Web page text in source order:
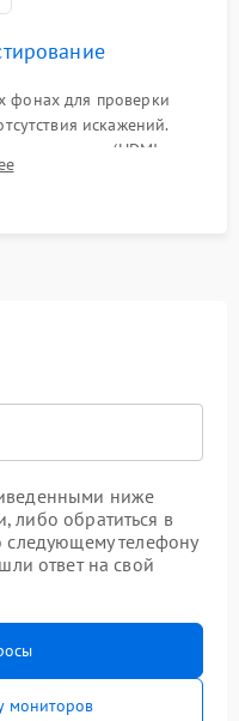
фонах для проверки
искажений.
всех портов (HDMI,
под нагрузкой в
ниже
либо обратиться в
следующему телефону
ответ на свой
мониторов